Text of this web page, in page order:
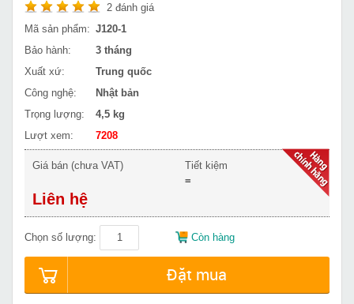
2 đánh giá
Mã sản phẩm: J120-1
Bảo hành:
3 tháng
Xuất xứ:
Trung quốc
Công nghệ:
Nhật bản
Trọng lượng:
4,5 kg
Lượt xem:
7208
Giá bán (chưa VAT)
Liên hệ
Tiết kiệm
=
Chọn số lượng: Còn hàng
Đặt mua